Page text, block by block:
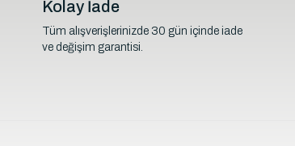
Kolay İade
Tüm alışverişlerinizde 30 gün içinde iade
ve değişim garantisi.